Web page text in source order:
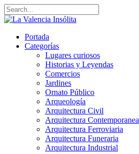
Portada
Categorías
Lugares curiosos
Historias y Leyendas
Comercios
Jardines
Ornato Público
Arqueología
Arquitectura Civil
Arquitectura Contemporanea
Arquitectura Ferroviaria
Arquitectura Funeraria
Arquitectura Industrial